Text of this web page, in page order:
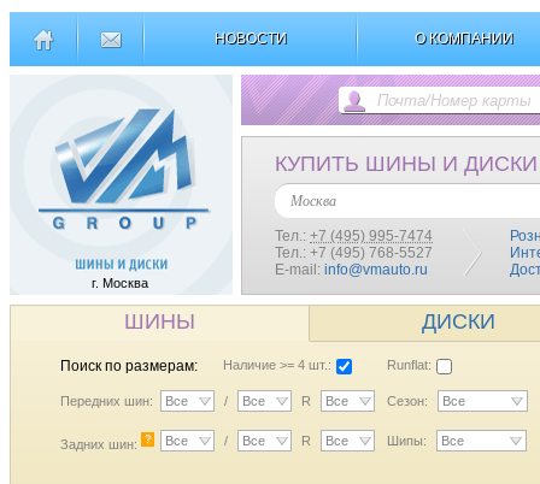
НОВОСТИ О КОМПАНИИ
г. Москва
КУПИТЬ ШИНЫ И ДИСКИ
Москва
Тел.: +7 (495) 995-7474
Тел.: +7 (495) 768-5527
E-mail: info@vmauto.ru
ШИНЫ ДИСКИ
Поиск по размерам: Наличие >= 4 шт.: Runflat:
Передних шин: Все / Все R Все Сезон: Все
Задних шин: ? Все / Все R Все Шипы: Все